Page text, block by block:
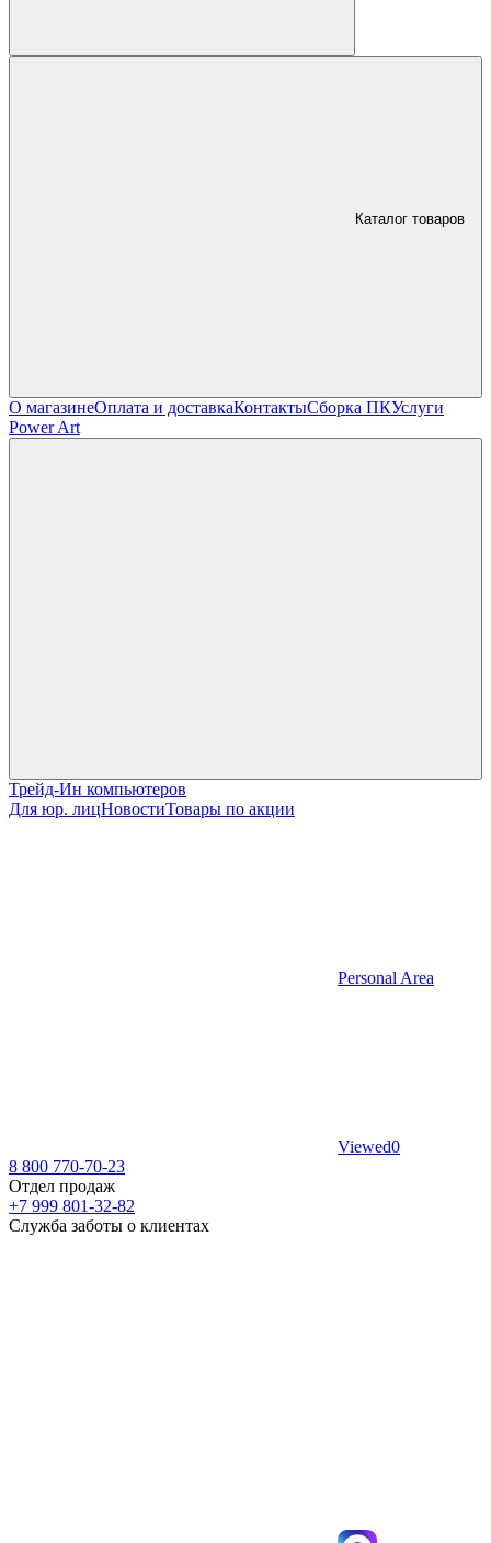
Каталог товаров
О магазинеОплата и доставкаКонтактыСборка ПКУслуги
Power Art
Трейд-Ин компьютеров
Для юр. лицНовостиТовары по акции
Personal Area
Viewed0
8 800 770-70-23
Отдел продаж
+7 999 801-32-82
Служба заботы о клиентах